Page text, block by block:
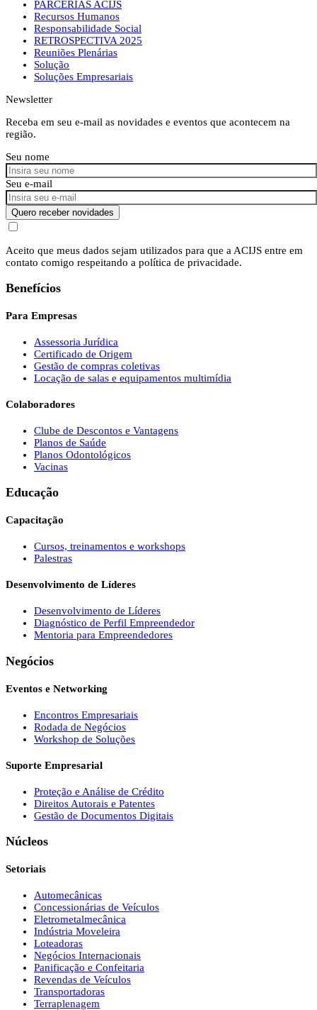
PARCERIAS ACIJS
Recursos Humanos
Responsabilidade Social
RETROSPECTIVA 2025
Reuniões Plenárias
Solução
Soluções Empresariais
Newsletter
Receba em seu e-mail as novidades e eventos que acontecem na
região.
Seu nome
Seu e-mail
Quero receber novidades
Aceito que meus dados sejam utilizados para que a ACIJS entre em
contato comigo respeitando a política de privacidade.
Benefícios
Para Empresas
Assessoria Jurídica
Certificado de Origem
Gestão de compras coletivas
Locação de salas e equipamentos multimídia
Colaboradores
Clube de Descontos e Vantagens
Planos de Saúde
Planos Odontológicos
Vacinas
Educação
Capacitação
Cursos, treinamentos e workshops
Palestras
Desenvolvimento de Líderes
Desenvolvimento de Líderes
Diagnóstico de Perfil Empreendedor
Mentoria para Empreendedores
Negócios
Eventos e Networking
Encontros Empresariais
Rodada de Negócios
Workshop de Soluções
Suporte Empresarial
Proteção e Análise de Crédito
Direitos Autorais e Patentes
Gestão de Documentos Digitais
Núcleos
Setoriais
Automecânicas
Concessionárias de Veículos
Eletrometalmecânica
Indústria Moveleira
Loteadoras
Negócios Internacionais
Panificação e Confeitaria
Revendas de Veículos
Transportadoras
Terraplenagem